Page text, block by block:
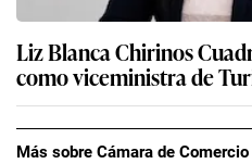
Liz Blanca Chirinos
como viceministra de
Más sobre Cámara de